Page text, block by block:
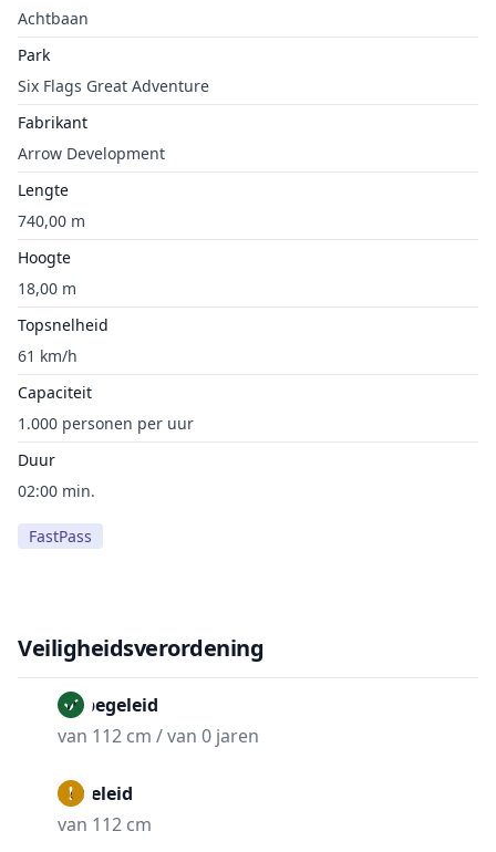
Achtbaan
Park
Six Flags Great Adventure
Fabrikant
Arrow Development
Lengte
740,00 m
Hoogte
18,00 m
Topsnelheid
61 km/h
Capaciteit
1.000 personen per uur
Duur
02:00 min.
FastPass
Veiligheidsverordening
Onbegeleid
van 112 cm / van 0 jaren
Begeleid
van 112 cm